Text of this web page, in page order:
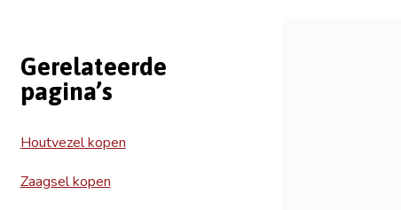
Gerelateerde
pagina’s
Houtvezel kopen
Zaagsel kopen